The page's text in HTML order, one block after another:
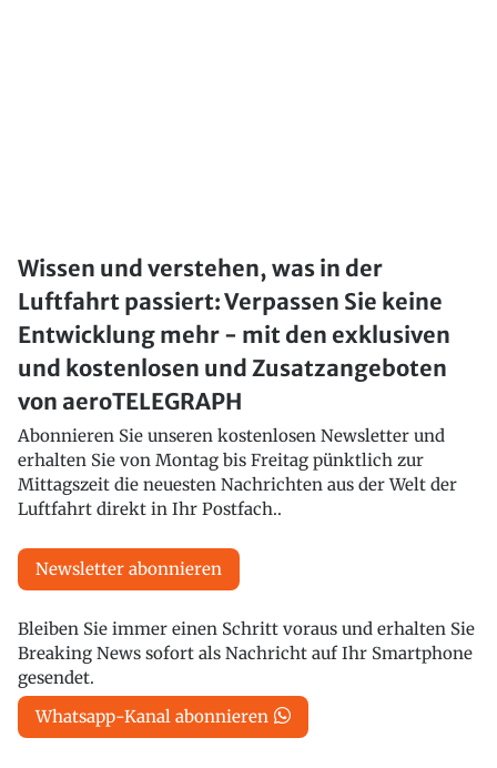
Wissen und verstehen, was in der
Luftfahrt passiert: Verpassen Sie keine
Entwicklung mehr - mit den exklusiven
und kostenlosen und Zusatzangeboten
von aeroTELEGRAPH
Abonnieren Sie unseren kostenlosen Newsletter und
erhalten Sie von Montag bis Freitag pünktlich zur
Mittagszeit die neuesten Nachrichten aus der Welt der
Luftfahrt direkt in Ihr Postfach..
Newsletter abonnieren
Bleiben Sie immer einen Schritt voraus und erhalten Sie
Breaking News sofort als Nachricht auf Ihr Smartphone
gesendet.
Whatsapp-Kanal abonnieren